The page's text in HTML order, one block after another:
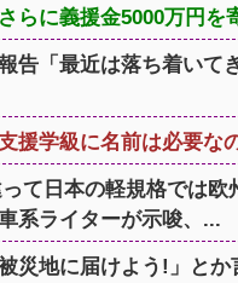
らに義援金5000万円を
告「最近は落ち着いて
援学級に名前は必要な
って日本の軽規格では欧
系ライターが示唆、...
災地に届けよう!」とか